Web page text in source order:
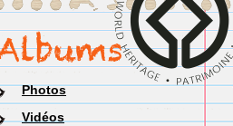
Photos
Vidéos